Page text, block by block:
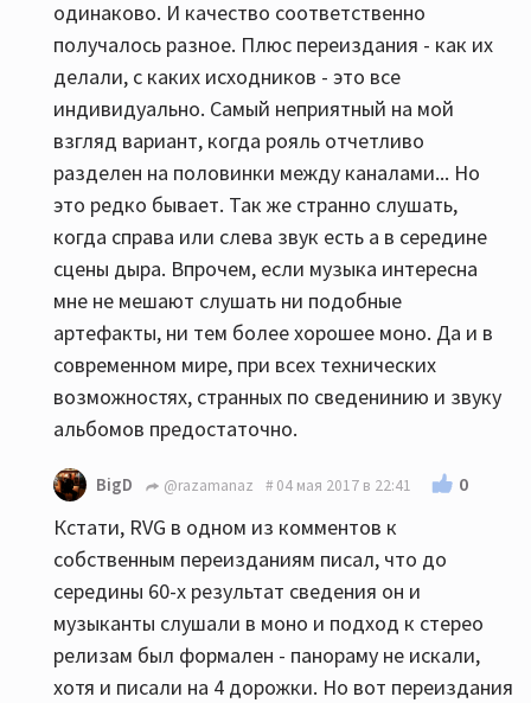
одинаково. И качество соответственно
получалось разное. Плюс переиздания - как их
делали, с каких исходников - это все
индивидуально. Самый неприятный на мой
взгляд вариант, когда рояль отчетливо
разделен на половинки между каналами... Но
это редко бывает. Так же странно слушать,
когда справа или слева звук есть а в середине
сцены дыра. Впрочем, если музыка интересна
мне не мешают слушать ни подобные
артефакты, ни тем более хорошее моно. Да и в
современном мире, при всех технических
возможностях, странных по сведенинию и звуку
альбомов предостаточно.
BigD @razamanaz 04 мая 2017 в 22:41 0
Кстати, RVG в одном из комментов к
собственным переизданиям писал, что до
середины 60-х результат сведения он и
музыканты слушали в моно и подход к стерео
релизам был формален - панораму не искали,
хотя и писали на 4 дорожки. Но вот переиздания